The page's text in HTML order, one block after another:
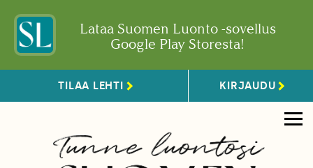
Lataa Suomen Luonto -sovellus
Google Play Storesta!
TILAA LEHTI KIRJAUDU